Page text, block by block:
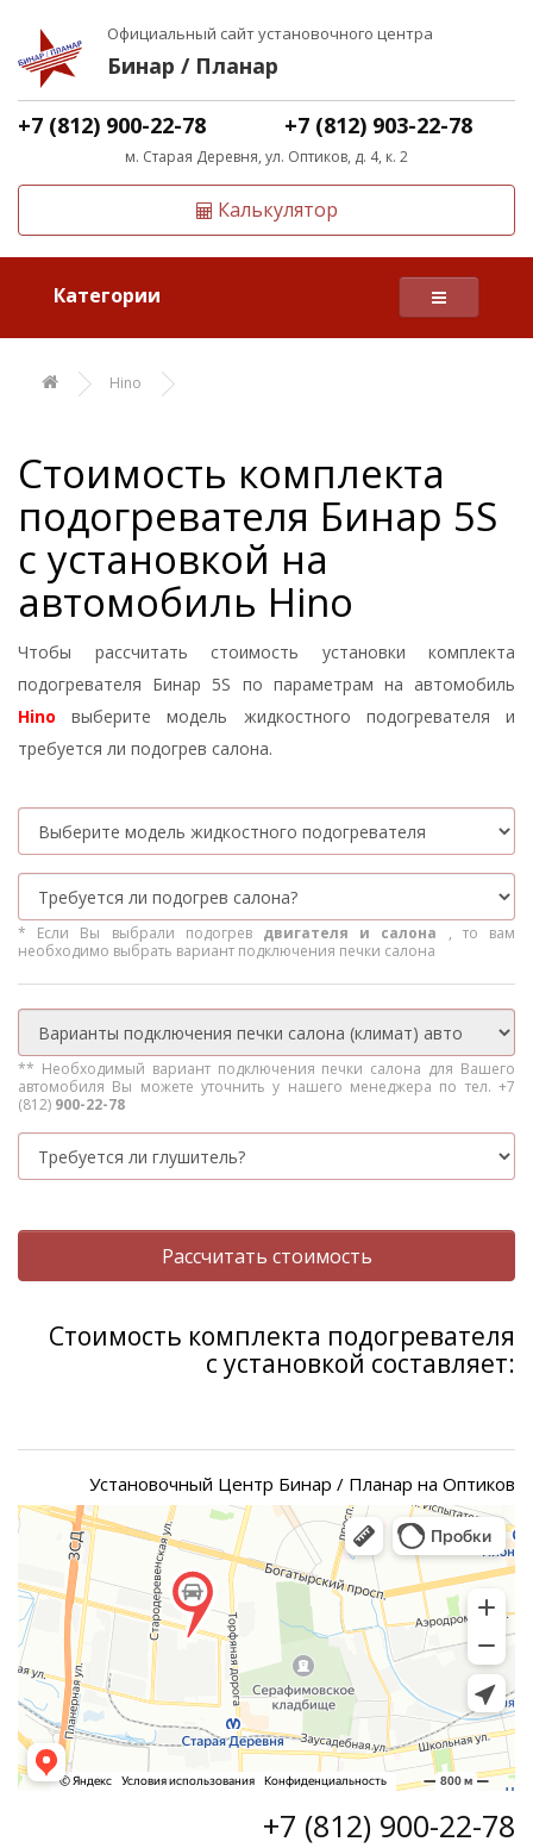
Официальный сайт установочного центра
Бинар / Планар
+7 (812) 900-22-78 +7 (812) 903-22-78
м. Старая Деревня, ул. Оптиков, д. 4, к. 2
Калькулятор
Категории
Hino
Стоимость комплекта
подогревателя Бинар 5S
с установкой на
автомобиль Hino
Чтобы рассчитать стоимость установки комплекта
подогревателя Бинар 5S по параметрам на автомобиль
Hinoвыберите модель жидкостного подогревателя и
требуется ли подогрев салона.
* Если Вы выбрали подогрев двигателя и салона , то вам
необходимо выбрать вариант подключения печки салона
** Необходимый вариант подключения печки салона для Вашего
автомобиля Вы можете уточнить у нашего менеджера по тел. +7
(812) 900-22-78
Рассчитать стоимость
Стоимость комплекта подогревателя
с установкой составляет:
Установочный Центр Бинар / Планар на Оптиков
+7 (812) 900-22-78